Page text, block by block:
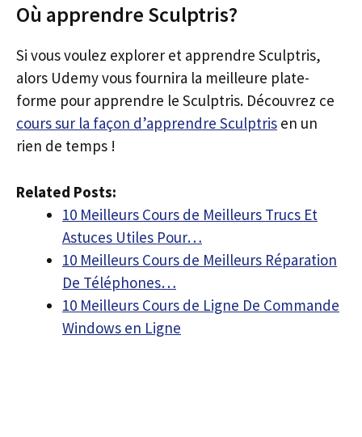
Où apprendre Sculptris?
Si vous voulez explorer et apprendre Sculptris,
alors Udemy vous fournira la meilleure plate-
forme pour apprendre le Sculptris. Découvrez ce
cours sur la façon d’apprendre Sculptris en un
rien de temps !
Related Posts:
10 Meilleurs Cours de Meilleurs Trucs Et
Astuces Utiles Pour…
10 Meilleurs Cours de Meilleurs Réparation
De Téléphones…
10 Meilleurs Cours de Ligne De Commande
Windows en Ligne